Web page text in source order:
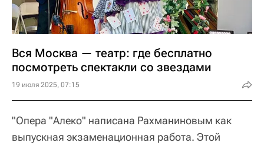
Вся Москва — театр: где бесплатно
посмотреть спектакли со звездами
19 июля 2025, 07:15
"Опера "Алеко" написана Рахманиновым как
выпускная экзаменационная работа. Этой